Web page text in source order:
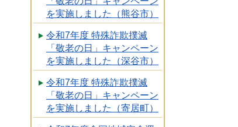
を実施しました（熊谷市）
令和7年度 特殊詐欺撲滅
「敬老の日」キャンペーン
を実施しました（深谷市）
令和7年度 特殊詐欺撲滅
「敬老の日」キャンペーン
を実施しました（寄居町）